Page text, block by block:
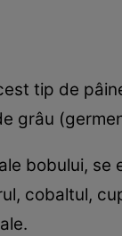
tip de
grâu
bobului,
cobaltul,